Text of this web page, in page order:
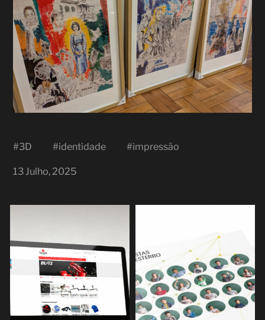
#3D #identidade #impressão
13 Julho, 2025